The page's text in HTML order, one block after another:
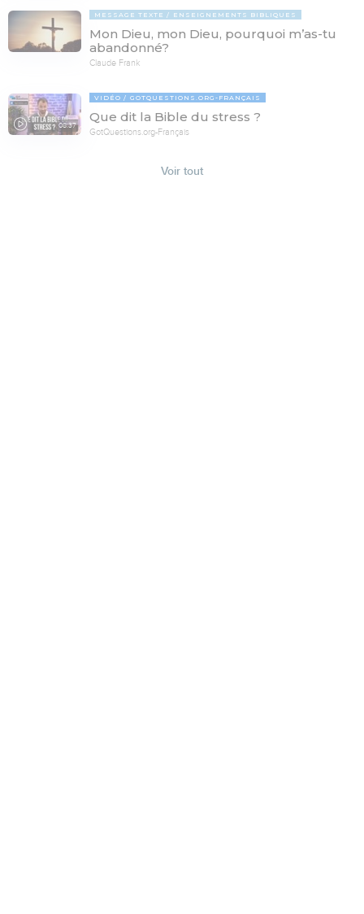
MESSAGE TEXTE ENSEIGNEMENTS BIBLIQUES
Mon Dieu, mon Dieu, pourquoi m’as-tu
abandonné?
Claude Frank
08:37
VIDÉO GOTQUESTIONS.ORG-FRANÇAIS
Que dit la Bible du stress ?
GotQuestions.org-Français
Voir tout